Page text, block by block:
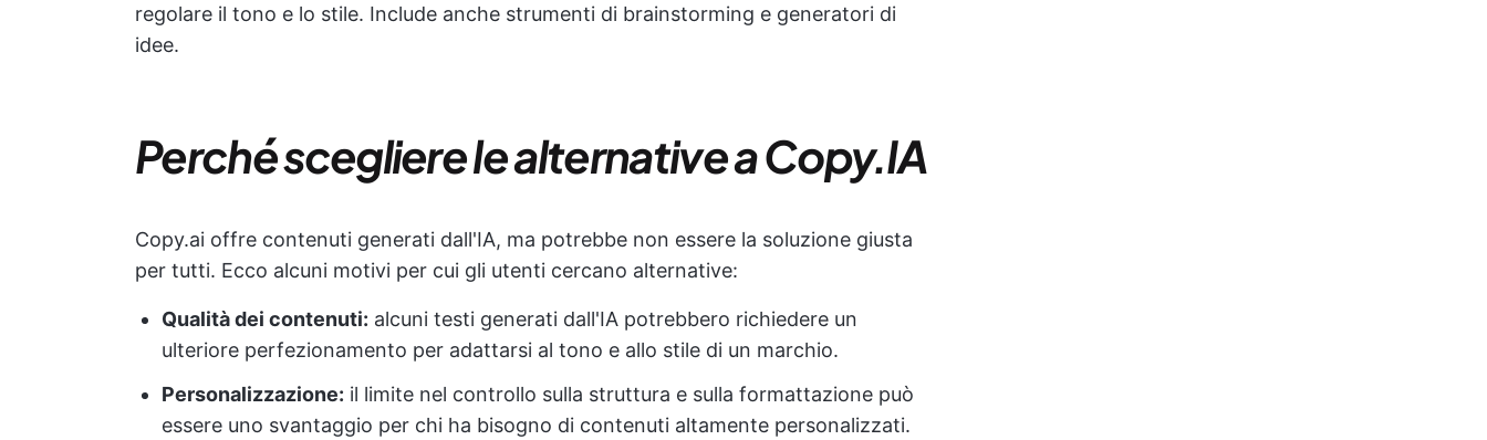
regolare il tono e lo stile. Include anche strumenti di brainstorming e generatori di
idee.
Perché scegliere le alternative a Copy.IA
Copy.ai offre contenuti generati dall'IA, ma potrebbe non essere la soluzione giusta
per tutti. Ecco alcuni motivi per cui gli utenti cercano alternative:
Qualità dei contenuti: alcuni testi generati dall'IA potrebbero richiedere un
ulteriore perfezionamento per adattarsi al tono e allo stile di un marchio.
Personalizzazione: il limite nel controllo sulla struttura e sulla formattazione può
essere uno svantaggio per chi ha bisogno di contenuti altamente personalizzati.